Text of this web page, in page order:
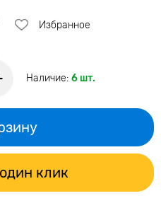
Избранное
Наличие: 6 шт.
клик